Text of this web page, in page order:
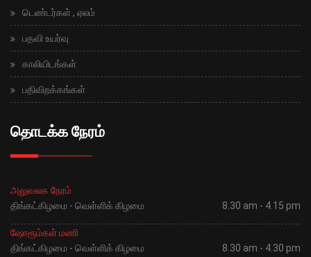
டெண்டர்கள் , ஏலம்
பதவி உயர்வு
காலியிடங்கள்
பதிவிறக்கங்கள்
தொடக்க நேரம்
அலுவலக நேரம்
திங்கட்கிழமை - வெள்ளிக் கிழமை
8.30 am - 4.15 pm
ஷோரூம்கள் மணி
திங்கட்கிழமை - வெள்ளிக் கிழமை
8.30 am - 4.30 pm